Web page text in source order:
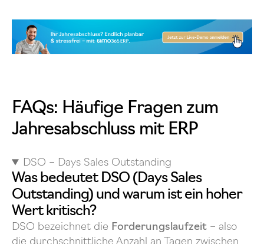
FAQs: Häufige Fragen zum
Jahresabschluss mit ERP
DSO – Days Sales Outstanding
Was bedeutet DSO (Days Sales
Outstanding) und warum ist ein hoher
Wert kritisch?
DSO bezeichnet die Forderungslaufzeit – also